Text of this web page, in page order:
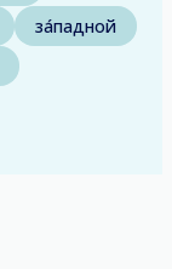
за́падной